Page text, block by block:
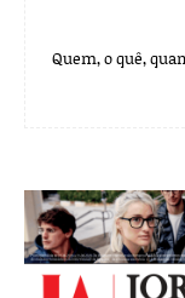
Quem, o quê,